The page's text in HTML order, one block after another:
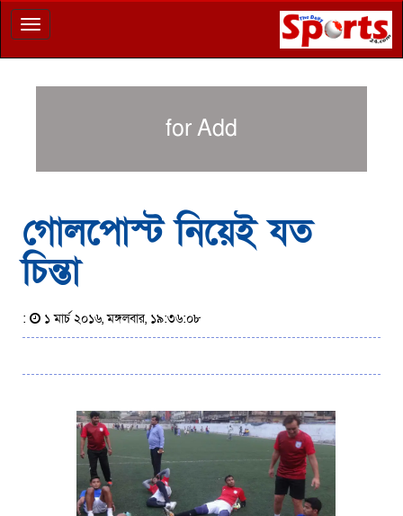
Toggle
navigation
for Add
গোলপোস্ট নিয়েই যত
চিন্তা
: ১ মার্চ ২০১৬, মঙ্গলবার, ১৯:৩৬:০৮